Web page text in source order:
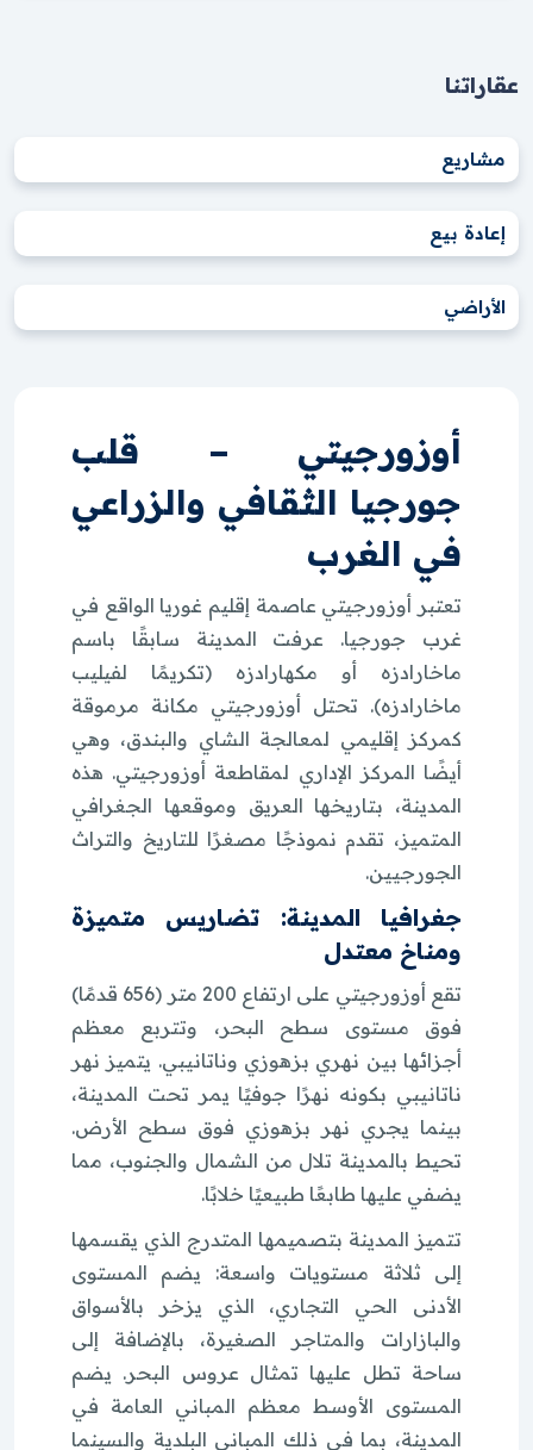
عقاراتنا
مشاريع
إعادة بيع
الأراضي
أوزورجيتي – قلب
جورجيا الثقافي والزراعي
في الغرب
تعتبر أوزورجيتي عاصمة إقليم غوريا الواقع في
غرب جورجيا. عرفت المدينة سابقًا باسم
ماخارادزه أو مكهارادزه (تكريمًا لفيليب
ماخارادزه). تحتل أوزورجيتي مكانة مرموقة
كمركز إقليمي لمعالجة الشاي والبندق، وهي
أيضًا المركز الإداري لمقاطعة أوزورجيتي. هذه
المدينة، بتاريخها العريق وموقعها الجغرافي
المتميز، تقدم نموذجًا مصغرًا للتاريخ والتراث
الجورجيين.
جغرافيا المدينة: تضاريس متميزة
ومناخ معتدل
تقع أوزورجيتي على ارتفاع 200 متر (656 قدمًا)
فوق مستوى سطح البحر، وتتربع معظم
أجزائها بين نهري بزهوزي وناتانيبي. يتميز نهر
ناتانيبي بكونه نهرًا جوفيًا يمر تحت المدينة،
بينما يجري نهر بزهوزي فوق سطح الأرض.
تحيط بالمدينة تلال من الشمال والجنوب، مما
يضفي عليها طابعًا طبيعيًا خلابًا.
تتميز المدينة بتصميمها المتدرج الذي يقسمها
إلى ثلاثة مستويات واسعة: يضم المستوى
الأدنى الحي التجاري، الذي يزخر بالأسواق
والبازارات والمتاجر الصغيرة، بالإضافة إلى
ساحة تطل عليها تمثال عروس البحر. يضم
المستوى الأوسط معظم المباني العامة في
المدينة، بما في ذلك المباني البلدية والسينما